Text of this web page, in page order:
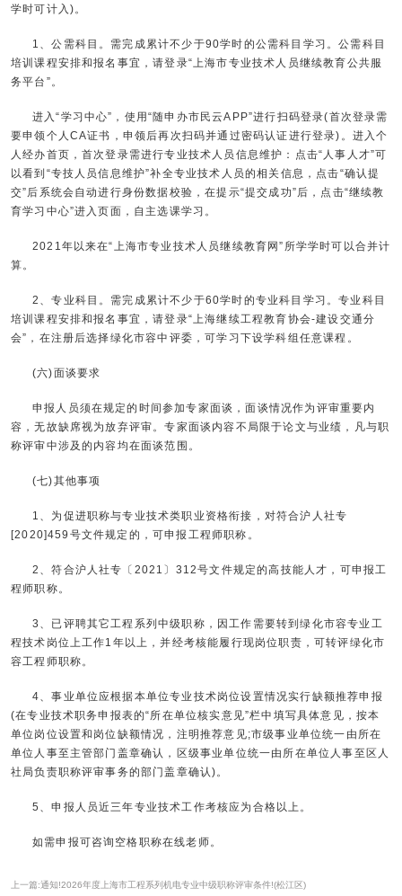
学时可计入)。
1、公需科目。需完成累计不少于90学时的公需科目学习。公需科目
培训课程安排和报名事宜，请登录“上海市专业技术人员继续教育公共服
务平台”。
进入“学习中心”，使用“随申办市民云APP”进行扫码登录(首次登录需
要申领个人CA证书，申领后再次扫码并通过密码认证进行登录)。进入个
人经办首页，首次登录需进行专业技术人员信息维护：点击“人事人才”可
以看到“专技人员信息维护”补全专业技术人员的相关信息，点击“确认提
交”后系统会自动进行身份数据校验，在提示“提交成功”后，点击“继续教
育学习中心”进入页面，自主选课学习。
2021年以来在“上海市专业技术人员继续教育网”所学学时可以合并计
算。
2、专业科目。需完成累计不少于60学时的专业科目学习。专业科目
培训课程安排和报名事宜，请登录“上海继续工程教育协会-建设交通分
会”，在注册后选择绿化市容中评委，可学习下设学科组任意课程。
(六)面谈要求
申报人员须在规定的时间参加专家面谈，面谈情况作为评审重要内
容，无故缺席视为放弃评审。专家面谈内容不局限于论文与业绩，凡与职
称评审中涉及的内容均在面谈范围。
(七)其他事项
1、为促进职称与专业技术类职业资格衔接，对符合沪人社专
[2020]459号文件规定的，可申报工程师职称。
2、符合沪人社专〔2021〕312号文件规定的高技能人才，可申报工
程师职称。
3、已评聘其它工程系列中级职称，因工作需要转到绿化市容专业工
程技术岗位上工作1年以上，并经考核能履行现岗位职责，可转评绿化市
容工程师职称。
4、事业单位应根据本单位专业技术岗位设置情况实行缺额推荐申报
(在专业技术职务申报表的“所在单位核实意见”栏中填写具体意见，按本
单位岗位设置和岗位缺额情况，注明推荐意见;市级事业单位统一由所在
单位人事至主管部门盖章确认，区级事业单位统一由所在单位人事至区人
社局负责职称评审事务的部门盖章确认)。
5、申报人员近三年专业技术工作考核应为合格以上。
如需申报可咨询空格职称在线老师。
上一篇:通知!2026年度上海市工程系列机电专业中级职称评审条件!(松江区)